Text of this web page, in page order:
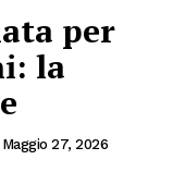
per
la
Maggio 27, 2026